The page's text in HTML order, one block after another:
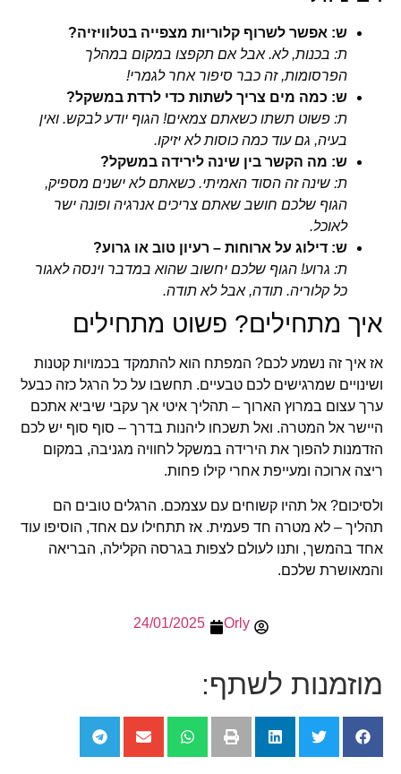
ש: אפשר לשרוף קלוריות מצפייה בטלוויזיה?
ת: בכנות, לא. אבל אם תקפצו במקום במהלך
הפרסומות, זה כבר סיפור אחר לגמרי!
ש: כמה מים צריך לשתות כדי לרדת במשקל?
ת: פשוט תשתו כשאתם צמאים! הגוף יודע לבקש. ואין
בעיה, גם עוד כמה כוסות לא יזיקו.
ש: מה הקשר בין שינה לירידה במשקל?
ת: שינה זה הסוד האמיתי. כשאתם לא ישנים מספיק,
הגוף שלכם חושב שאתם צריכים אנרגיה ופונה ישר
לאוכל.
ש: דילוג על ארוחות – רעיון טוב או גרוע?
ת: גרוע! הגוף שלכם יחשוב שהוא במדבר וינסה לאגור
כל קלוריה. תודה, אבל לא תודה.
איך מתחילים? פשוט מתחילים
אז איך זה נשמע לכם? המפתח הוא להתמקד בכמויות קטנות
ושינויים שמרגישים לכם טבעיים. תחשבו על כל הרגל כזה כבעל
ערך עצום במרוץ הארוך – תהליך איטי אך עקבי שיביא אתכם
היישר אל המטרה. ואל תשכחו ליהנות בדרך – סוף סוף יש לכם
הזדמנות להפוך את הירידה במשקל לחוויה מגניבה, במקום
ריצה ארוכה ומעייפת אחרי קילו פחות.
ולסיכום? אל תהיו קשוחים עם עצמכם. הרגלים טובים הם
תהליך – לא מטרה חד פעמית. אז תתחילו עם אחד, הוסיפו עוד
אחד בהמשך, ותנו לעולם לצפות בגרסה הקלילה, הבריאה
והמאושרת שלכם.
Orly
24/01/2025
מוזמנות לשתף: